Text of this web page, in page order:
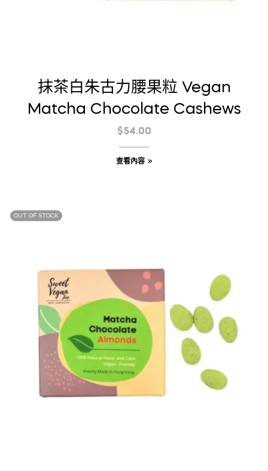
抹茶白朱古力腰果粒 Vegan
Matcha Chocolate Cashews
$54.00
查看內容
OUT OF STOCK